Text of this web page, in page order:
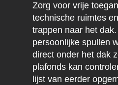
Zorg voor vrije
technische ruimtes
trappen naar het
persoonlijke spullen
direct onder het dak
plafonds kan
lijst van eerder